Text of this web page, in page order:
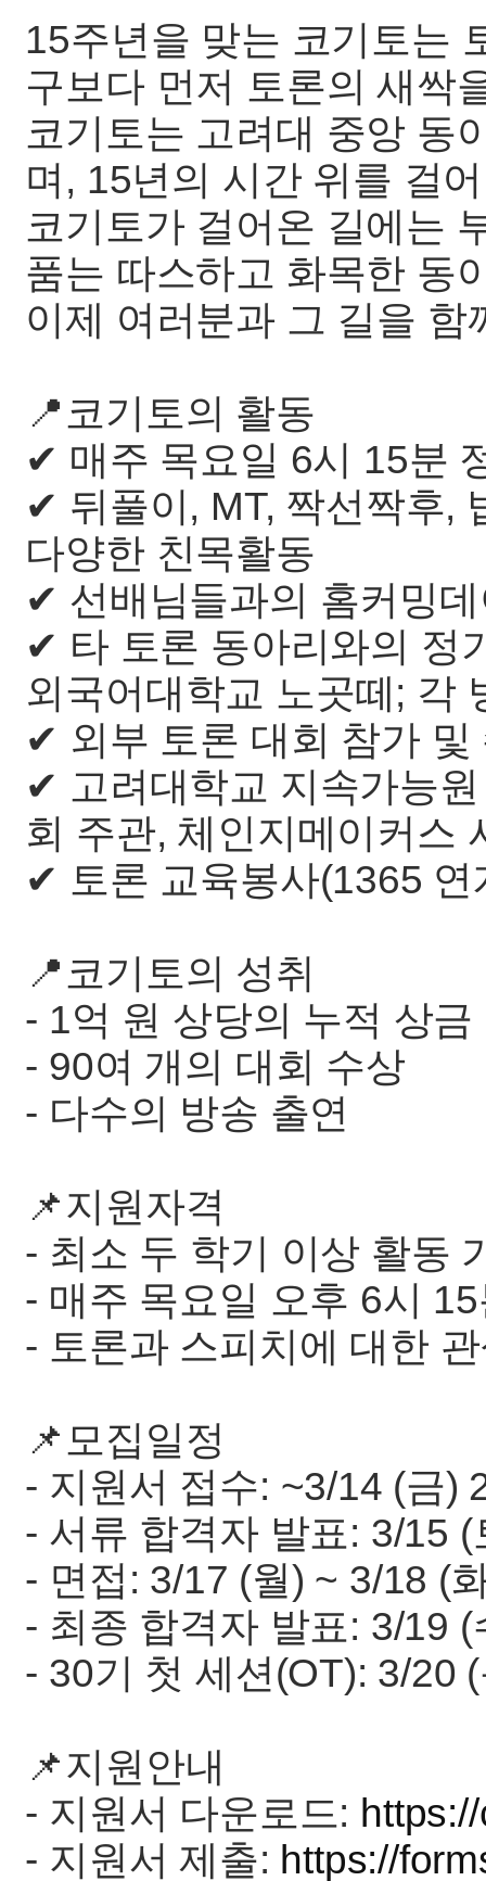
15주년을 맞는 코기토는
구보다 먼저 토론의 새싹
코기토는 고려대 중앙 동
며, 15년의 시간 위를 걸
코기토가 걸어온 길에는
품는 따스하고 화목한 동
이제 여러분과 그 길을 함
📍코기토의 활동
✔ 매주 목요일 6시 15분
✔ 뒤풀이, MT, 짝선짝후,
다양한 친목활동
✔ 선배님들과의 홈커밍
✔ 타 토론 동아리와의 정
외국어대학교 노곳떼; 각
✔ 외부 토론 대회 참가 및
✔ 고려대학교 지속가능
회 주관, 체인지메이커스
✔ 토론 교육봉사(1365 연
📍코기토의 성취
- 1억 원 상당의 누적 상금
- 90여 개의 대회 수상
- 다수의 방송 출연
📌지원자격
- 최소 두 학기 이상 활동
- 매주 목요일 오후 6시
- 토론과 스피치에 대한
📌모집일정
- 지원서 접수: ~3/14 (금)
- 서류 합격자 발표: 3/15 (
- 면접: 3/17 (월) ~ 3/18 (
- 최종 합격자 발표: 3/19 (
- 30기 첫 세션(OT): 3/20
📌지원안내
- 지원서 다운로드:
- 지원서 제출: https://